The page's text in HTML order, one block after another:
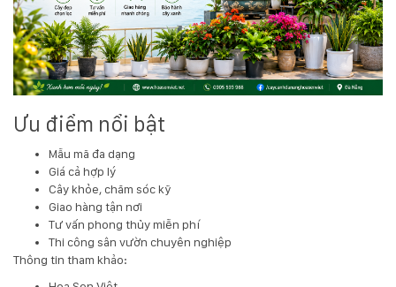
Ưu điểm nổi bật
Mẫu mã đa dạng
Giá cả hợp lý
Cây khỏe, chăm sóc kỹ
Giao hàng tận nơi
Tư vấn phong thủy miễn phí
Thi công sân vườn chuyên nghiệp
Thông tin tham khảo: